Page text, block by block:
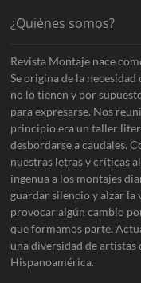
¿Quiénes somos?
Revista Montaje nace
Se origina de la
no lo tienen y por
para expresarse. Nos
principio era un taller
desbordarse a caudales.
nuestras letras y críticas
ingenua a los montajes
guardar silencio y alzar la
provocar algún cambio
que formamos parte.
una diversidad de artistas
Hispanoamérica.